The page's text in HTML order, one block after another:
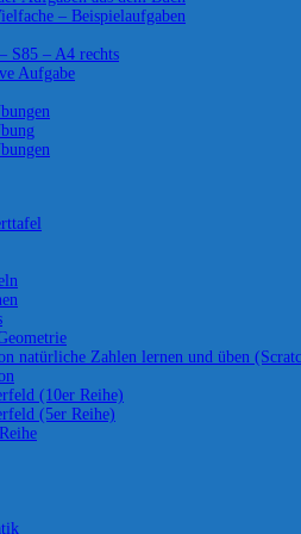
– Beispielaufgaben
S85 – A4 rechts
Aufgabe
natürliche Zahlen lernen und üben
(10er Reihe)
(5er Reihe)